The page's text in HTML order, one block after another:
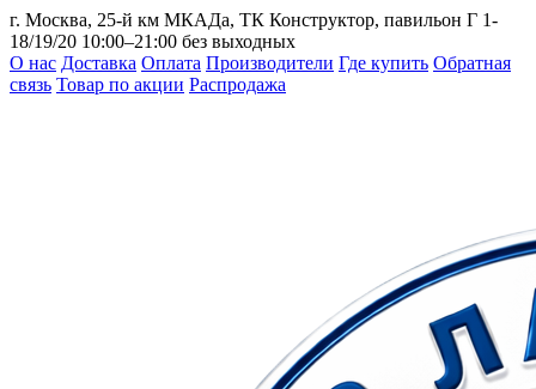
г. Москва, 25-й км МКАДа, ТК Конструктор, павильон Г 1-
18/19/20 10:00–21:00 без выходных
О нас Доставка Оплата Производители Где купить Обратная
связь Товар по акции Распродажа